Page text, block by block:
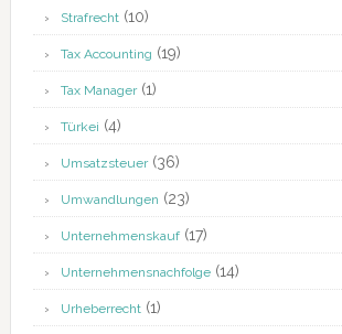
Strafrecht(10)
Tax Accounting (19)
Tax Manager(1)
Türkei (4)
Umsatzsteuer(36)
Umwandlungen (23)
Unternehmenskauf(17)
Unternehmensnachfolge(14)
Urheberrecht(1)